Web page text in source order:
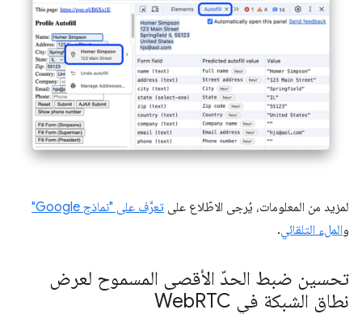
لمزيد من المعلومات، يُرجى الاطّلاع على تعرَّف على "نماذج Google"
والملء التلقائي.
تحسين ضبط الحدّ الأقصى المسموح لعرض
نطاق الشبكة في Web RTC